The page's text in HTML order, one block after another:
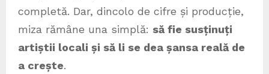
completă. Dar, dincolo de cifre și producție,
miza rămâne una simplă: să fie susținuți
artiștii locali și să li se dea șansa reală de
a crește.